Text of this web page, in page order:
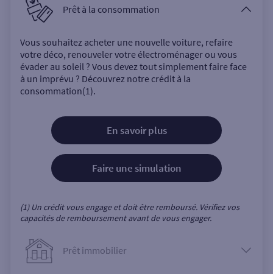
Prêt à la consommation
Vous souhaitez acheter une nouvelle voiture, refaire
votre déco, renouveler votre électroménager ou vous
évader au soleil ? Vous devez tout simplement faire face
à un imprévu ? Découvrez notre crédit à la
consommation(1).
En savoir plus
Faire une simulation
(1) Un crédit vous engage et doit être remboursé. Vérifiez vos
capacités de remboursement avant de vous engager.
Prêt immobilier